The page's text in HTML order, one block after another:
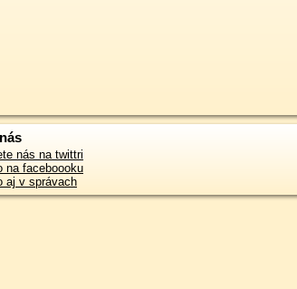
nás na twittri
na faceboooku
aj v správach